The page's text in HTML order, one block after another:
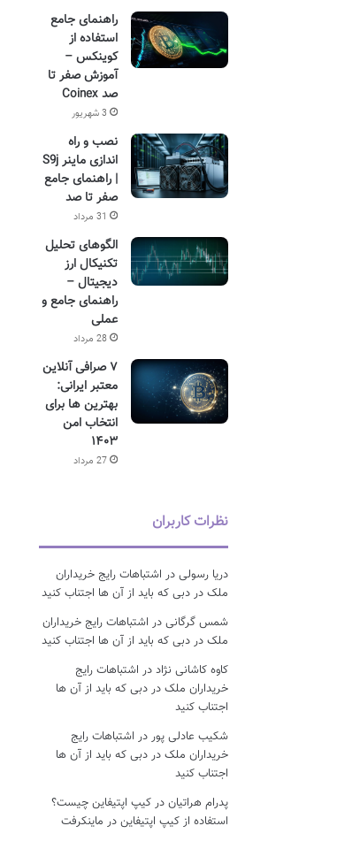
راهنمای جامع
استفاده از
کوینکس –
آموزش صفر تا
صد Coinex
3 شهریور
نصب و راه
اندازی ماینر S9j
| راهنمای جامع
صفر تا صد
31 مرداد
الگوهای تحلیل
تکنیکال ارز
دیجیتال –
راهنمای جامع و
عملی
28 مرداد
۷ صرافی آنلاین
معتبر ایرانی:
بهترین ها برای
انتخاب امن
۱۴۰۳
27 مرداد
نظرات کاربران
دریا رسولی در اشتباهات رایج خریداران
ملک در دبی که باید از آن ها اجتناب کنید
شمس گرگانی در اشتباهات رایج خریداران
ملک در دبی که باید از آن ها اجتناب کنید
کاوه کاشانی نژاد در اشتباهات رایج
خریداران ملک در دبی که باید از آن ها
اجتناب کنید
شکیب عادلی پور در اشتباهات رایج
خریداران ملک در دبی که باید از آن ها
اجتناب کنید
پدرام هراتیان درکیپ اپتیفاین چیست؟
استفاده از کیپ اپتیفاین در ماینکرفت